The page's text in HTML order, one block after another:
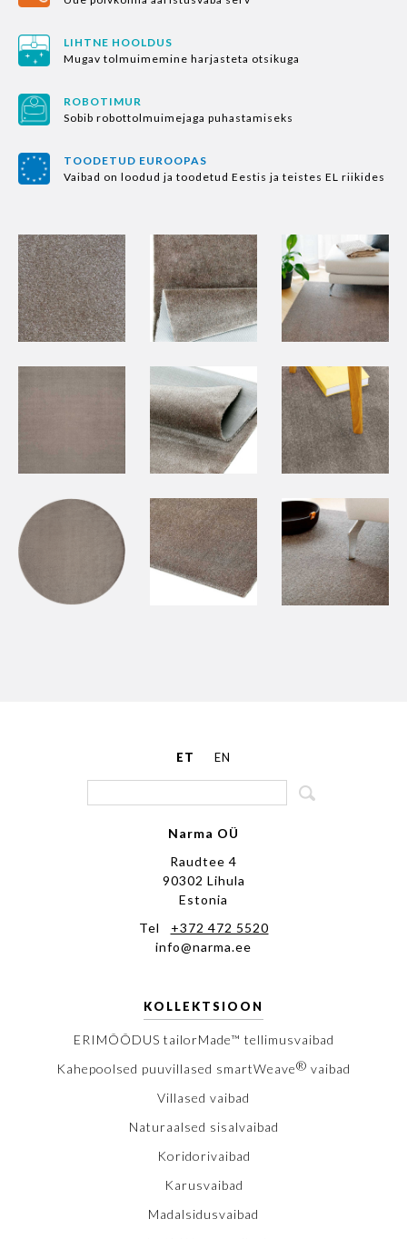
LIHTNE HOOLDUS
Mugav tolmuimemine harjasteta otsikuga
ROBOTIMUR
Sobib robottolmuimejaga puhastamiseks
TOODETUD EUROOPAS
Vaibad on loodud ja toodetud Eestis ja teistes EL riikides
ET EN
Narma OÜ
Raudtee 4
90302 Lihula
Estonia
Tel +372 472 5520
info@narma.ee
KOLLEKTSIOON
ERIMÕÕDUS tailorMade™ tellimusvaibad
Kahepoolsed puuvillased smartWeave® vaibad
Villased vaibad
Naturaalsed sisalvaibad
Koridorivaibad
Karusvaibad
Madalsidusvaibad